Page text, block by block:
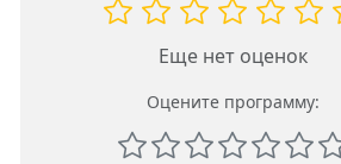
Еще нет оценок
Оцените программу: